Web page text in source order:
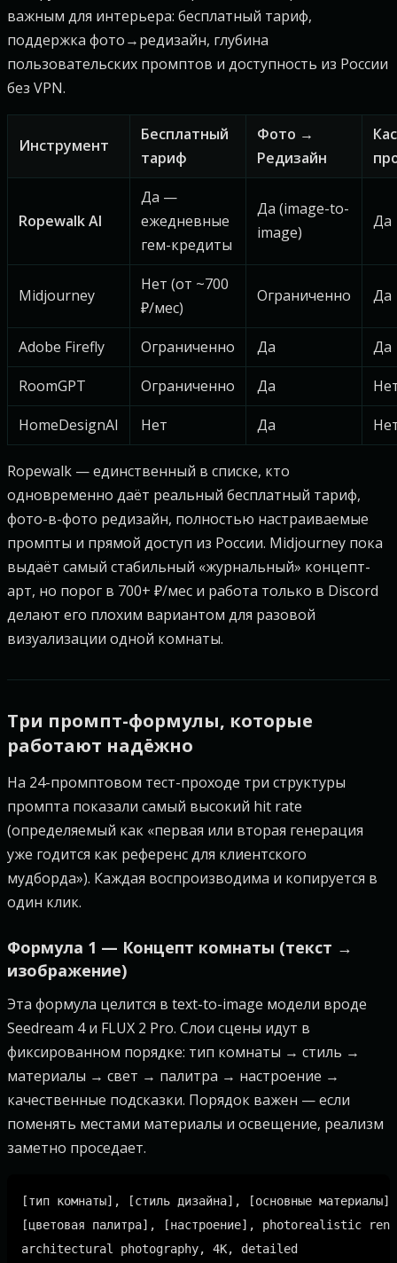
важным для интерьера: бесплатный тариф,
поддержка фото→редизайн, глубина
пользовательских промптов и доступность из России
без VPN.
Инструмент
Бесплатный
тариф
Фото →
Редизайн
Ropewalk AI
Да —
ежедневные
гем-кредиты
Да (image-to-
image)
Да
Midjourney
Нет (от ~700
₽/мес)
Ограниченно Да
Adobe Firefly Ограниченно Да
Да
RoomGPT
Ограниченно Да
HomeDesignAI
Нет Да
Ropewalk — единственный в списке, кто
одновременно даёт реальный бесплатный тариф,
фото-в-фото редизайн, полностью настраиваемые
промпты и прямой доступ из России. Midjourney пока
выдаёт самый стабильный «журнальный» концепт-
арт, но порог в 700+ ₽/мес и работа только в Discord
делают его плохим вариантом для разовой
визуализации одной комнаты.
Три промпт-формулы, которые
работают надёжно
На 24-промптовом тест-проходе три структуры
промпта показали самый высокий hit rate
(определяемый как «первая или вторая генерация
уже годится как референс для клиентского
мудборда»). Каждая воспроизводима и копируется в
один клик.
Формула 1 — Концепт комнаты (текст →
изображение)
Эта формула целится в text-to-image модели вроде
Seedream 4 и FLUX 2 Pro. Слои сцены идут в
фиксированном порядке: тип комнаты → стиль →
материалы → свет → палитра → настроение →
качественные подсказки. Порядок важен — если
поменять местами материалы и освещение, реализм
заметно проседает.
[тип комнаты], [стиль дизайна], [основные
[цветовая палитра], [настроение], photorealistic